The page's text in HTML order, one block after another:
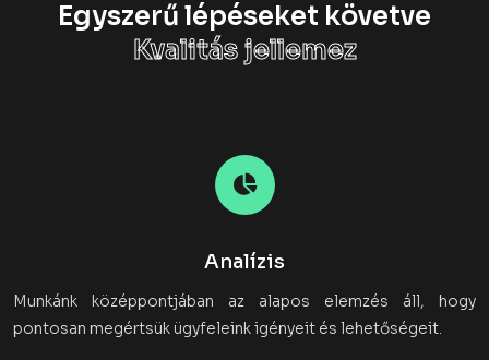
Egyszerű lépéseket követve
Kvalitás jellemez
Analízis
Munkánk középpontjában az alapos elemzés áll, hogy
pontosan megértsük ügyfeleink igényeit és lehetőségeit.